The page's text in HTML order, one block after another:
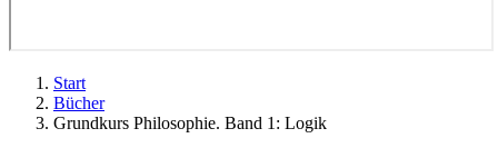
Start
Bücher
Grundkurs Philosophie. Band 1: Logik